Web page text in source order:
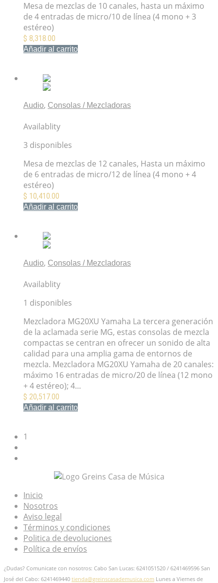
Mesa de mezclas de 10 canales, hasta un máximo
de 4 entradas de micro/10 de línea (4 mono + 3
estéreo)
$ 8,318.00
Añadir al carrito
Audio, Consolas / Mezcladoras
Availablity
3 disponibles
Mesa de mezclas de 12 canales, Hasta un máximo
de 6 entradas de micro/12 de línea (4 mono + 4
estéreo)
$ 10,410.00
Añadir al carrito
Audio, Consolas / Mezcladoras
Availablity
1 disponibles
Mezcladora MG20XU Yamaha La tercera generación
de la aclamada serie MG, estas consolas de mezcla
compactas se centran en ofrecer un sonido de alta
calidad para una amplia gama de entornos de
mezcla. Mezcladora MG20XU Yamaha de 20 canales:
máximo 16 entradas de micro/20 de línea (12 mono
+ 4 estéreo); 4…
$ 20,517.00
Añadir al carrito
1
Inicio
Nosotros
Aviso legal
Términos y condiciones
Politica de devoluciones
Política de envíos
¿Dudas? Comunicate con nosotros: Cabo San Lucas: 6241051520 / 6241469596 San
José del Cabo: 6241469440 tienda@greinscasademusica.com Lunes a Viernes de